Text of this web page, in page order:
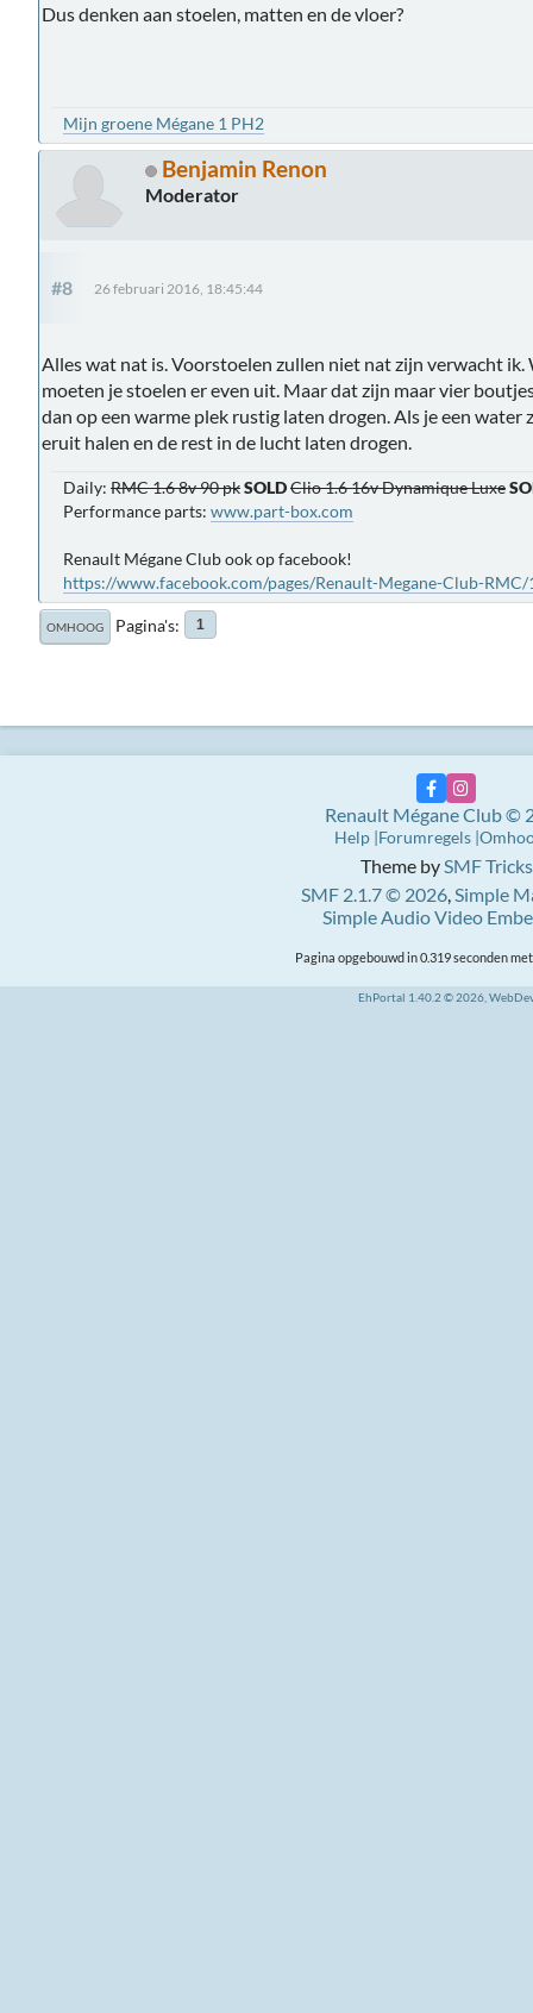
Dus denken aan stoelen, matten en de vloer?
Mijn groene Mégane 1 PH2
Benjamin Renon
Moderator
#8 26 februari 2016, 18:45:44
Alles wat nat is. Voorstoelen zullen niet nat zijn verwacht ik.
moeten je stoelen er even uit. Maar dat zijn maar vier
dan op een warme plek rustig laten drogen. Als je een water
eruit halen en de rest in de lucht laten drogen.
Daily: RMC 1.6 8v 90 pkSOLDClio 1.6 16v Dynamique Luxe
Performance parts: www.part-box.com
Renault Mégane Club ook op facebook!
https://www.facebook.com/pages/Renault-Megane-Club-
OMHOOG Pagina's 1
Theme bySMF Tricks
SMF 2.1.7 © 2026,Simple
Simple Audio Video
Renault Mégane Club ©
Help Forumregels
Pagina opgebouwd in 0.319 seconden
EhPortal 1.40.2 © 2026,